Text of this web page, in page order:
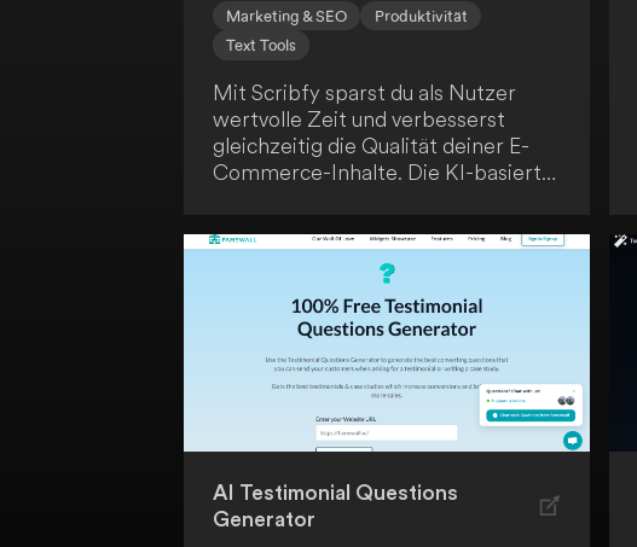
Marketing & SEO
Produktivität
Text Tools
Mit Scribfy sparst du als Nutzer
wertvolle Zeit und verbesserst
gleichzeitig die Qualität deiner E-
Commerce-Inhalte. Die KI-basierte
und Werbetexte zu generieren -
ganz ohne großen Aufwand.
AI Testimonial Questions
Generator